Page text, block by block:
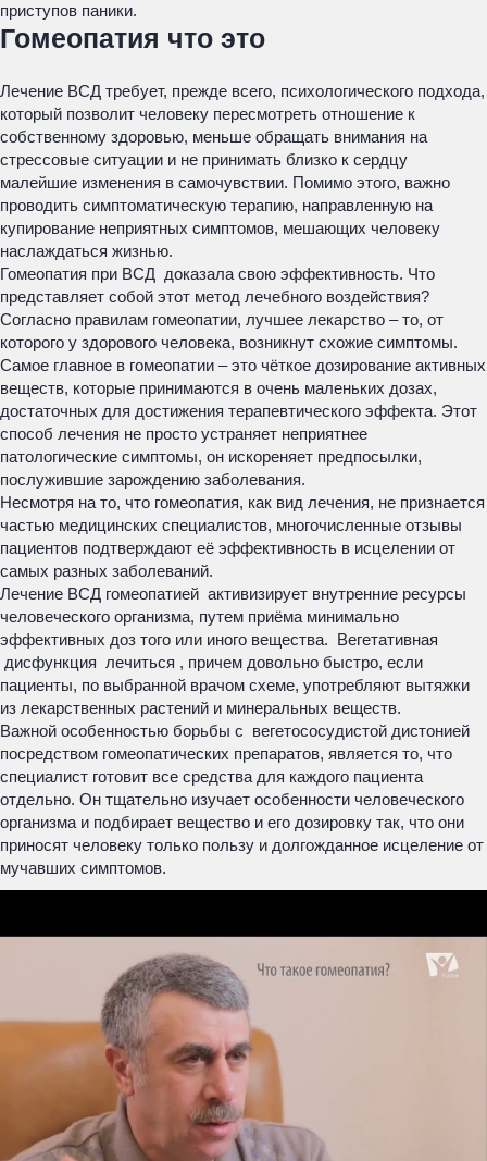
приступов паники.
Гомеопатия что это
Лечение ВСД требует, прежде всего, психологического подхода,
который позволит человеку пересмотреть отношение к
собственному здоровью, меньше обращать внимания на
стрессовые ситуации и не принимать близко к сердцу
малейшие изменения в самочувствии. Помимо этого, важно
проводить симптоматическую терапию, направленную на
купирование неприятных симптомов, мешающих человеку
наслаждаться жизнью.
Гомеопатия при ВСД доказала свою эффективность. Что
представляет собой этот метод лечебного воздействия?
Согласно правилам гомеопатии, лучшее лекарство – то, от
которого у здорового человека, возникнут схожие симптомы.
Самое главное в гомеопатии – это чёткое дозирование активных
веществ, которые принимаются в очень маленьких дозах,
достаточных для достижения терапевтического эффекта. Этот
способ лечения не просто устраняет неприятнее
патологические симптомы, он искореняет предпосылки,
послужившие зарождению заболевания.
Несмотря на то, что гомеопатия, как вид лечения, не признается
частью медицинских специалистов, многочисленные отзывы
пациентов подтверждают её эффективность в исцелении от
самых разных заболеваний.
Лечение ВСД гомеопатией активизирует внутренние ресурсы
человеческого организма, путем приёма минимально
эффективных доз того или иного вещества. Вегетативная
дисфункция лечиться , причем довольно быстро, если
пациенты, по выбранной врачом схеме, употребляют вытяжки
из лекарственных растений и минеральных веществ.
Важной особенностью борьбы с вегетососудистой дистонией
посредством гомеопатических препаратов, является то, что
специалист готовит все средства для каждого пациента
отдельно. Он тщательно изучает особенности человеческого
организма и подбирает вещество и его дозировку так, что они
приносят человеку только пользу и долгожданное исцеление от
мучавших симптомов.